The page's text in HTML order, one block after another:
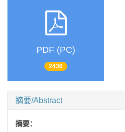
PDF (PC)
2436
摘要/Abstract
摘要：